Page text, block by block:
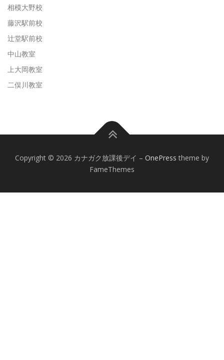
相模大野校
藤沢駅前校
辻堂駅前校
中山教室
上大岡教室
二俣川教室
Copyright © 2026 カナガク放課後デイ – OnePress theme by
FameThemes